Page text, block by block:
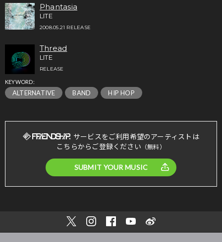
Phantasia
LITE
2008.05.21 RELEASE
Thread
LITE
RELEASE
KEYWORD:
ALTERNATIVE BAND HIP HOP
サービスをご利用希望のアーティストは
こちらからご登録ください （無料）
SUBMIT YOUR MUSIC